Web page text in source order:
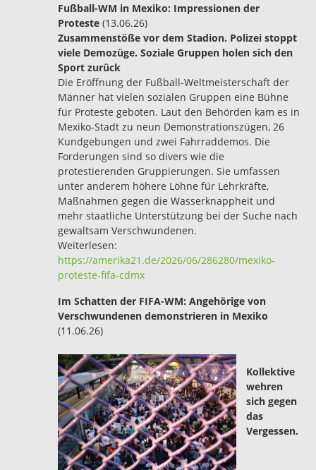
Fußball-WM in Mexiko: Impressionen der
Proteste (13.06.26)
Zusammenstöße vor dem Stadion. Polizei stoppt
viele Demozüge. Soziale Gruppen holen sich den
Sport zurück
Die Eröffnung der Fußball-Weltmeisterschaft der
Männer hat vielen sozialen Gruppen eine Bühne
für Proteste geboten. Laut den Behörden kam es in
Mexiko-Stadt zu neun Demonstrationszügen, 26
Kundgebungen und zwei Fahrraddemos. Die
Forderungen sind so divers wie die
protestierenden Gruppierungen. Sie umfassen
unter anderem höhere Löhne für Lehrkräfte,
Maßnahmen gegen die Wasserknappheit und
mehr staatliche Unterstützung bei der Suche nach
gewaltsam Verschwundenen.
Weiterlesen:
https://amerika21.de/2026/06/286280/mexiko-
proteste-fifa-cdmx
Im Schatten der FIFA-WM: Angehörige von
Verschwundenen demonstrieren in Mexiko
(11.06.26)
Kollektive
wehren
sich gegen
das
Vergessen.